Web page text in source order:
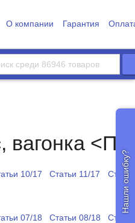
О компании Гарантия
вагонка
10/17 Статьи 11/17
07/18 Статьи 08/18
Нашли ошибку?